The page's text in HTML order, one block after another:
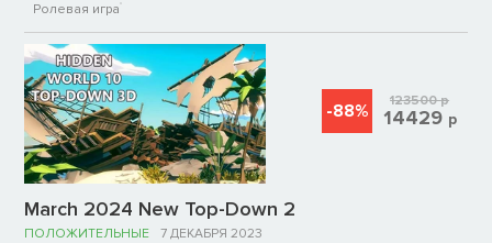
Ролевая игра
March 2024 New Top-Down 2
ПОЛОЖИТЕЛЬНЫЕ 7 ДЕКАБРЯ 2023
-88% 123500р
14429 р